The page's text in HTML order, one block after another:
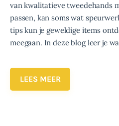
van kwalitatieve tweedehands
passen, kan soms wat
tips kun je geweldige items
meegaan. In deze blog leer je
LEES MEER